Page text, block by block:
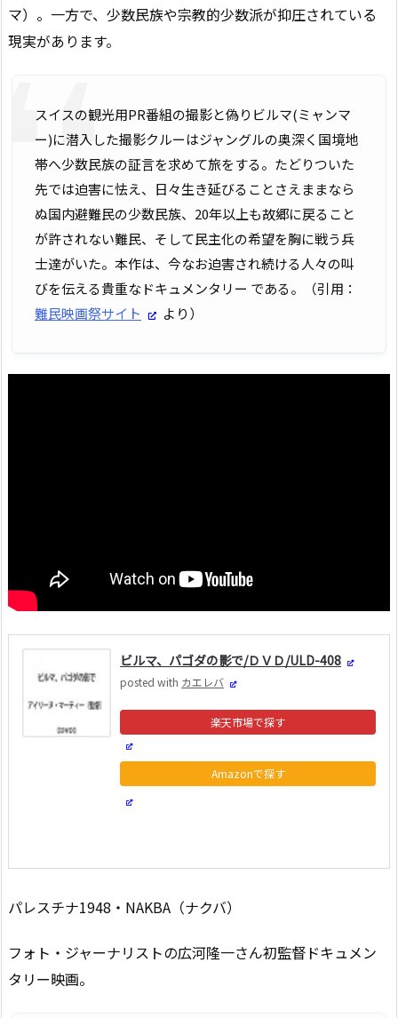
マ）。一方で、少数民族や宗教的少数派が抑圧されている
現実があります。
スイスの観光用PR番組の撮影と偽りビルマ(ミャンマ
ー)に潜入した撮影クルーはジャングルの奥深く国境地
帯へ少数民族の証言を求めて旅をする。たどりついた
先では迫害に怯え、日々生き延びることさえままなら
ぬ国内避難民の少数民族、20年以上も故郷に戻ること
が許されない難民、そして民主化の希望を胸に戦う兵
士達がいた。本作は、今なお迫害され続ける人々の叫
びを伝える貴重なドキュメンタリー である。（引用：
難民映画祭サイト
より）
ビルマ、パゴダの影で/ＤＶＤ/ULD-408
posted with カエレバ
楽天市場
Amazon
パレスチナ1948・NAKBA（ナクバ）
フォト・ジャーナリストの広河隆一さん初監督ドキュメン
タリー映画。